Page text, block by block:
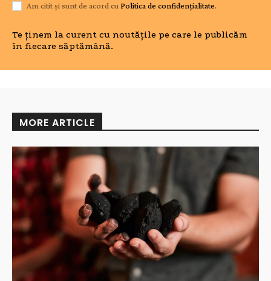
Am citit și sunt de acord cu Politica de confidențialitate.
Te ținem la curent cu noutățile pe care le publicăm
în fiecare săptămână.
MORE ARTICLE